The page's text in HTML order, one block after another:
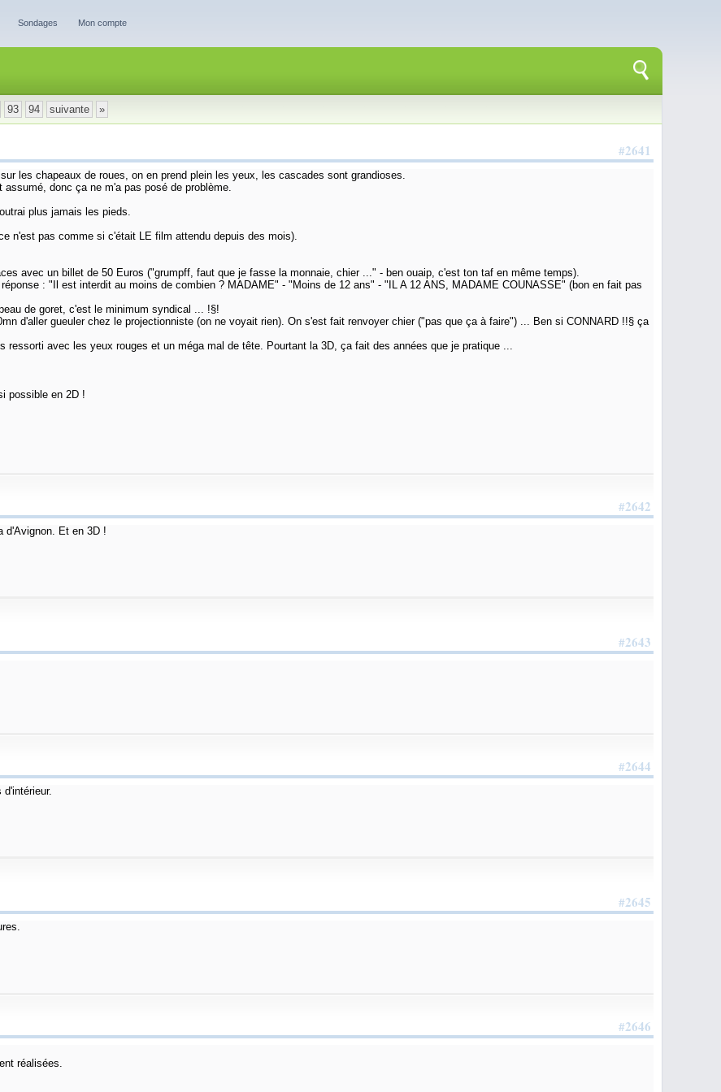
Sondages Mon compte
93 94 suivante »
#2641
les chapeaux de roues, on en prend plein les yeux, les cascades sont grandioses.
donc ça ne m'a pas posé de problème.
plus jamais les pieds.
n'est pas comme si c'était LE film attendu depuis des mois).
avec un billet de 50 Euros ("grumpff, faut que je fasse la monnaie, chier ..." - ben ouaip, c'est ton taf en même temps).
: "Il est interdit au moins de combien ? MADAME" - "Moins de 12 ans" - "IL A 12 ANS, MADAME COUNASSE" (bon en fait pas
de goret, c'est le minimum syndical ... !§!
d'aller gueuler chez le projectionniste (on ne voyait rien). On s'est fait renvoyer chier ("pas que ça à faire") ... Ben si CONNARD !!§ ça
avec les yeux rouges et un méga mal de tête. Pourtant la 3D, ça fait des années que je pratique ...
possible en 2D !
#2642
d'Avignon. Et en 3D !
#2643
#2644
#2645
#2646
réalisées.